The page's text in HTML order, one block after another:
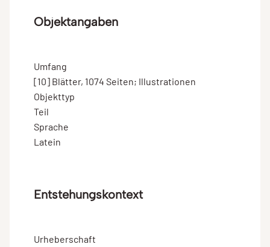
Objektangaben
Umfang
[10] Blätter, 1074 Seiten; Illustrationen
Objekttyp
Teil
Sprache
Latein
Entstehungskontext
Urheberschaft